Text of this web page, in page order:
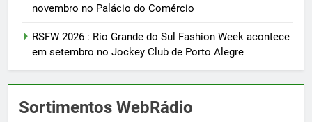
novembro no Palácio do Comércio
RSFW 2026 : Rio Grande do Sul Fashion Week acontece
em setembro no Jockey Club de Porto Alegre
Sortimentos WebRádio